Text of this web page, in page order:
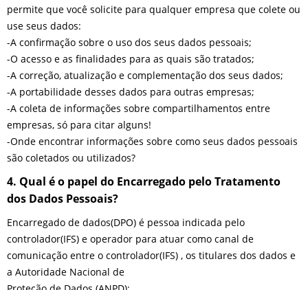
permite que você solicite para qualquer empresa que colete ou
use seus dados:
-A confirmação sobre o uso dos seus dados pessoais;
-O acesso e as finalidades para as quais são tratados;
-A correção, atualização e complementação dos seus dados;
-A portabilidade desses dados para outras empresas;
-A coleta de informações sobre compartilhamentos entre
empresas, só para citar alguns!
-Onde encontrar informações sobre como seus dados pessoais
são coletados ou utilizados?
4. Qual é o papel do Encarregado pelo Tratamento
dos Dados Pessoais?
Encarregado de dados(DPO) é pessoa indicada pelo
controlador(IFS) e operador para atuar como canal de
comunicação entre o controlador(IFS) , os titulares dos dados e
a Autoridade Nacional de